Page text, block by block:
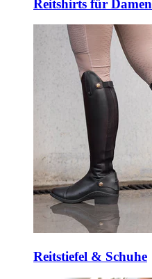
Reitshirts für Damen
Reitstiefel & Schuhe